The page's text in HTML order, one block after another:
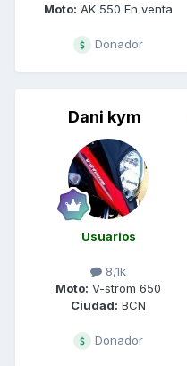
Moto: AK 550 En venta
Donador
Dani kym
Usuarios
8,1k
Moto: V-strom 650
Ciudad: BCN
Donador